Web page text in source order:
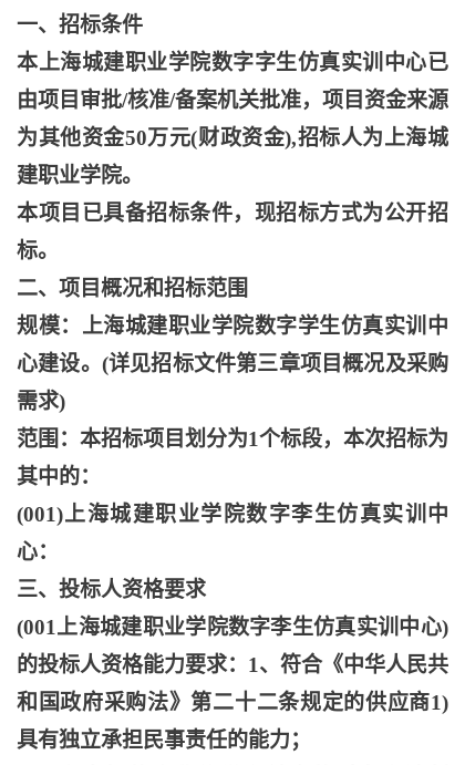
一、招标条件
本上海城建职业学院数字字生仿真实训中心已
由项目审批/核准/备案机关批准，项目资金来源
为其他资金50万元(财政资金),招标人为上海城
建职业学院。
本项目已具备招标条件，现招标方式为公开招
标。
二、项目概况和招标范围
规模：上海城建职业学院数字学生仿真实训中
心建设。 (详见招标文件第三章项目概况及采购
需求)
范围：本招标项目划分为1个标段，本次招标为
其中的：
(001)上海城建职业学院数字李生仿真实训中
心：
三、投标人资格要求
(001上海城建职业学院数字李生仿真实训中心)
的投标人资格能力要求：1、符合《中华人民共
和国政府采购法》第二十二条规定的供应商1)
具有独立承担民事责任的能力；